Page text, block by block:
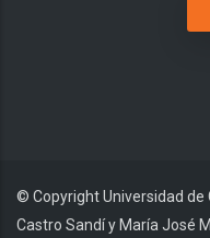
© Copyright Universidad de
Castro Sandí y María José